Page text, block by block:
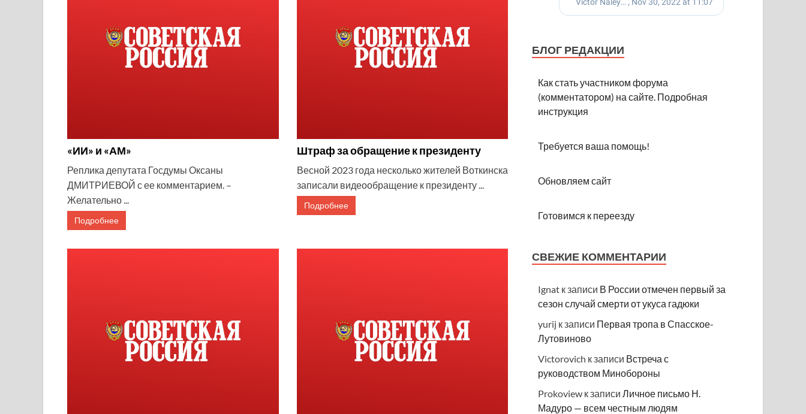
«ИИ» и «АМ»
Реплика депутата Госдумы Оксаны
ДМИТРИЕВОЙ с ее комментарием. –
Желательно ...
Подробнее
Штраф за обращение к президенту
Весной 2023 года несколько жителей Воткинска
записали видеообращение к президенту ...
Подробнее
БЛОГ РЕДАКЦИИ
Как стать участником форума
(комментатором) на сайте. Подробная
инструкция
Требуется ваша помощь!
Обновляем сайт
Готовимся к переезду
СВЕЖИЕ КОММЕНТАРИИ
Ignat к записи В России отмечен первый за
сезон случай смерти от укуса гадюки
yurij к записи Первая тропа в Спасское-
Лутовиново
Victorovich к записи Встреча с
руководством Минобороны
Prokoview к записи Личное письмо Н.
Мадуро — всем честным людям